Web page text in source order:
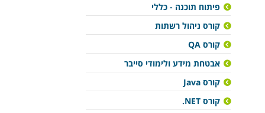
פיתוח תוכנה - כללי
קורס ניהול רשתות
קורס QA
אבטחת מידע ולימודי סייבר
קורס Java
קורס NET.